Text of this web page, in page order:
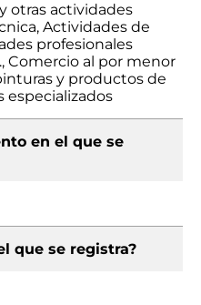
otras actividades
Actividades de
profesionales
Comercio al por menor
y productos de
en el que se
que se registra?